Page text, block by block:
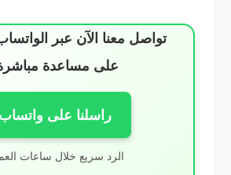
تواصل معنا الآن عبر
على مساعدة
راسلنا على واتساب
الرد سريع خلال ساعات